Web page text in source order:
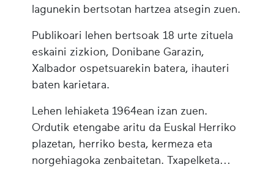
lagunekin bertsotan hartzea atsegin zuen.
Publikoari lehen bertsoak 18 urte zituela
eskaini zizkion, Donibane Garazin,
Xalbador ospetsuarekin batera, ihauteri
baten karietara.
Lehen lehiaketa 1964ean izan zuen.
Ordutik etengabe aritu da Euskal Herriko
plazetan, herriko besta, kermeza eta
norgehiagoka zenbaitetan. Txapelketa